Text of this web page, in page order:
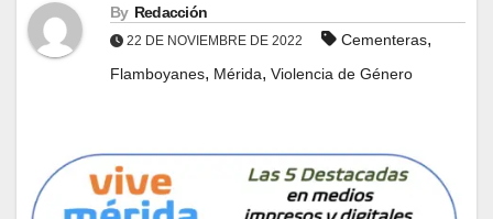
By Redacción
22 DE NOVIEMBRE DE 2022 Cementeras,
Flamboyanes, Mérida, Violencia de Género